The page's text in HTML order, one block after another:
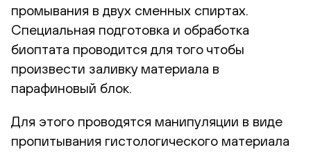
промывания в двух сменных спиртах.
Специальная подготовка и обработка
биоптата проводится для того чтобы
произвести заливку материала в
парафиновый блок.
Для этого проводятся манипуляции в виде
пропитывания гистологического материала